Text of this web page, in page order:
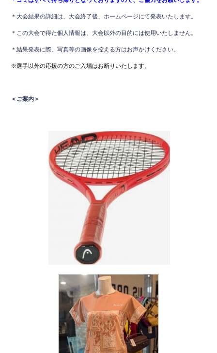
＊大会結果の詳細は、大会終了後、ホームページにて発表いたします。
＊この大会で得た個人情報は、大会以外の目的には使用いたしません。
＊結果発表に際、写真等の画像を控える方はお声かけください。
※選手以外の応援の方のご入場はお断りいたします。
＜ご案内＞